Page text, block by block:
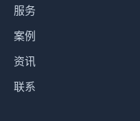
服务
案例
资讯
联系